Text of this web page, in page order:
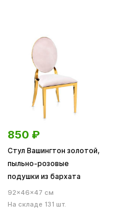
850 ₽
Стул Вашингтон золотой,
пыльно-розовые
подушки из бархата
92×46×47 см
На складе 131 шт.